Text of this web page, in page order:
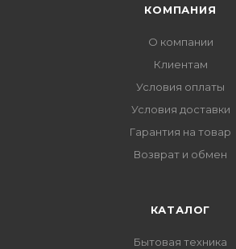
КОМПАНИЯ
О компании
Клиентам
Условия оплаты
Условия доставки
Гарантия на товар
Возврат и обмен
КАТАЛОГ
Бытовая техника